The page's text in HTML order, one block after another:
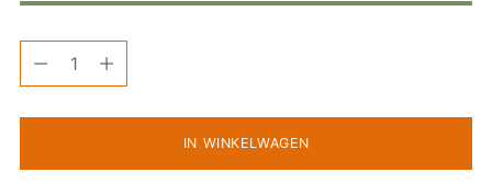
Hoeveelheid
Hoeveelheid
IN WINKELWAGEN